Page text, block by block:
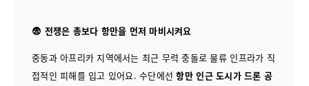
😨 전쟁은 총보다 항만을 먼저 마비시켜요
중동과 아프리카 지역에서는 최근 무력 충돌로 물류 인프라가 직
접적인 피해를 입고 있어요. 수단에선항만 인근 도시가 드론 공